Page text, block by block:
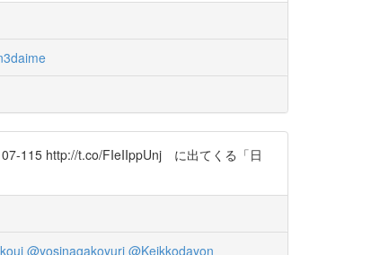
115 http://t.co/FIeIIppUnj に出てくる「日
@yosinagakoyuri @Keikkodayon